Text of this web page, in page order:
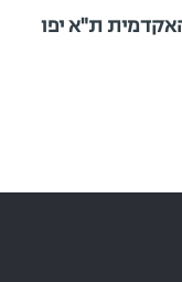
ת"א יפו